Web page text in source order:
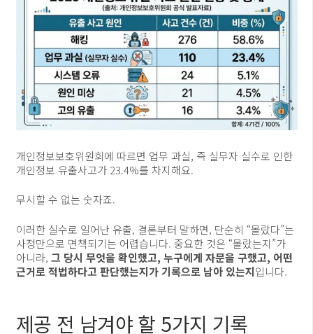
개인정보보호위원회에 따르면 업무 과실, 즉 실무자 실수로 인한
개인정보 유출사고가 23.4%를 차지해요.
무시할 수 없는 숫자죠.
이러한 실수로 일어난 유출, 결론부터 말하면, 단순히 “몰랐다”는
사정만으로 면책되기는 어렵습니다. 중요한 것은 “몰랐는지”가
아니라, 그 당시 무엇을 확인했고, 누구에게 자문을 구했고, 어떤
근거로 적법하다고 판단했는지가 기록으로 남아 있는지입니다.
제공 전 남겨야 할 5가지 기록